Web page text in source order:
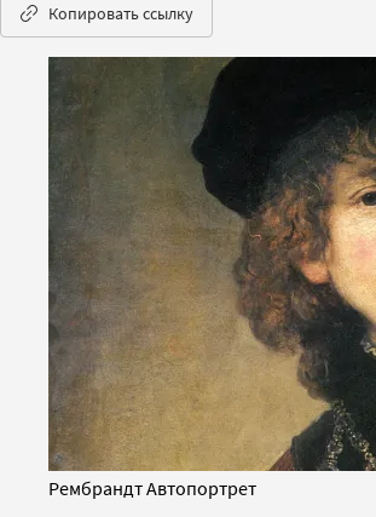
Копировать ссылку
Рембрандт Автопортрет